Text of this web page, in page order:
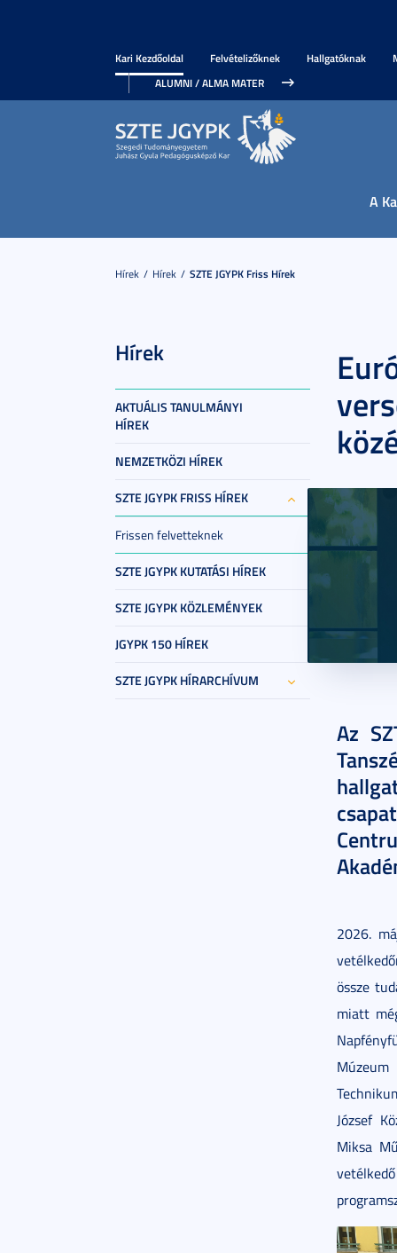
Kari Kezdőoldal Felvételizőknek Hallgatóknak
ALUMNI / ALMA MATER
A
Hírek Hírek SZTE JGYPK Friss Hírek
Hírek
AKTUÁLIS TANULMÁNYI
HÍREK
NEMZETKÖZI HÍREK
SZTE JGYPK FRISS HÍREK
Frissen felvetteknek
SZTE JGYPK KUTATÁSI HÍREK
SZTE JGYPK KÖZLEMÉNYEK
JGYPK 150 HÍREK
SZTE JGYPK HÍRARCHÍVUM
Az
2026.
össze
miatt
József
Miksa